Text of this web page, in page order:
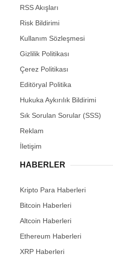
RSS Akışları
Risk Bildirimi
Kullanım Sözleşmesi
Gizlilik Politikası
Çerez Politikası
Editöryal Politika
Hukuka Aykırılık Bildirimi
Sık Sorulan Sorular (SSS)
Reklam
İletişim
HABERLER
Kripto Para Haberleri
Bitcoin Haberleri
Altcoin Haberleri
Ethereum Haberleri
XRP Haberleri